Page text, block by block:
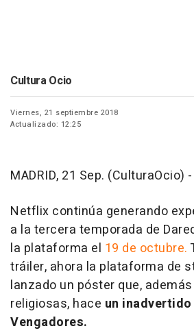
Cultura Ocio
Viernes, 21 septiembre 2018
Actualizado: 12:25
MADRID, 21 Sep. (CulturaOcio) -
Netflix continúa generando
a la tercera temporada de
la plataforma el 19 de octubre.
tráiler, ahora la plataforma de
lanzado un póster que,
religiosas, hace un
Vengadores.